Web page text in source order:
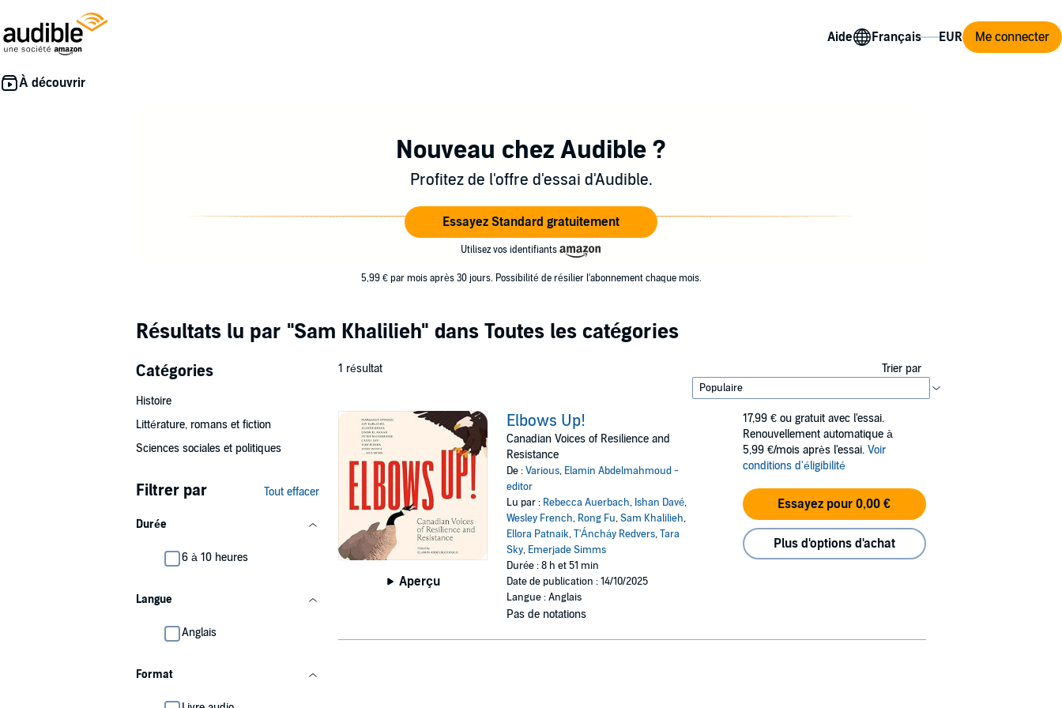
Aide Me connecter
Nouveau chez Audible ?
Profitez de l'offre d'essai d'Audible.
Essayez Standard gratuitement
Utilisez vos identifiants
5,99 € par mois après 30 jours. Possibilité de résilier l'abonnement chaque mois.
Résultats lu par "Sam Khalilieh" dans Toutes les catégories
Catégories
Histoire
Littérature, romans et fiction
Sciences sociales et politiques
Filtrer par Tout effacer
Durée
6 à 10 heures
Langue
Anglais
Format
1 résultat Trier par
Aperçu
Elbows Up!
Canadian Voices of Resilience and
Resistance
De :Various, Elamin Abdelmahmoud -
editor
Lu par : Rebecca Auerbach, Ishan Davé,
Wesley French, Rong Fu,Sam Khalilieh,
Ellora Patnaik,T'Áncháy Redvers,Tara
Sky, Emerjade Simms
Durée : 8 h et 51 min
Date de publication : 14/10/2025
Langue : Anglais
Pas de notations
17,99 € ou gratuit avec l'essai.
Renouvellement automatique à
5,99 €/mois après l'essai. Voir
conditions d'éligibilité
Essayez pour 0,00 €
Plus d'options d'achat